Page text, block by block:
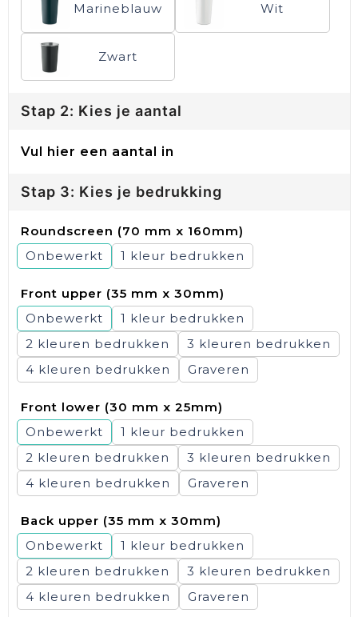
Marineblauw Wit
Zwart
Stap 2: Kies je aantal
Vul hier een aantal in
Stap 3: Kies je bedrukking
Roundscreen (70 mm x 160mm)
Onbewerkt
1
Front upper (35 mm x 30mm)
Onbewerkt
1
2
3
4
Graveren
Front lower (30 mm x 25mm)
Onbewerkt
1
2
3
4
Graveren
Back upper (35 mm x 30mm)
Onbewerkt
1
2
3
4
Graveren